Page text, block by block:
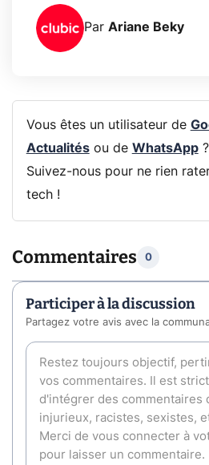
Par Ariane Beky
Vous êtes un utilisateur de
Actualitésou de WhatsApp?
Suivez-nous pour ne rien
tech !
Commentaires 0
Participer à la discussion
Partagez votre avis avec la